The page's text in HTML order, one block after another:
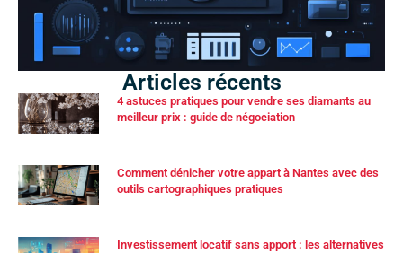
Articles récents
4 astuces pratiques pour vendre ses diamants au
meilleur prix : guide de négociation
Comment dénicher votre appart à Nantes avec des
outils cartographiques pratiques
Investissement locatif sans apport : les alternatives